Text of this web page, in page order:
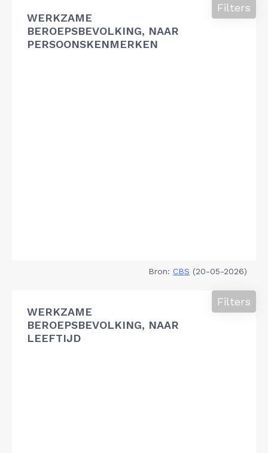
WERKZAME
BEROEPSBEVOLKING, NAAR
PERSOONSKENMERKEN
Filters
Bron: CBS (20-05-2026)
WERKZAME
BEROEPSBEVOLKING, NAAR
LEEFTIJD
Filters